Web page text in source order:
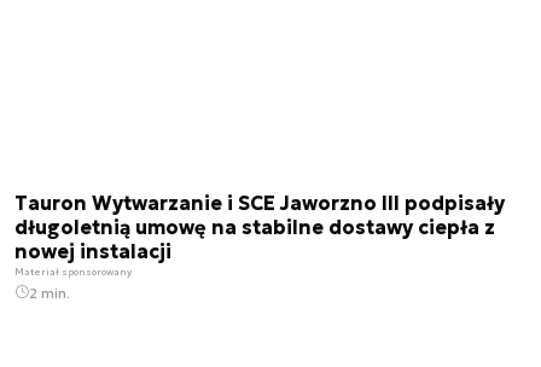
Tauron Wytwarzanie i SCE Jaworzno III podpisały
długoletnią umowę na stabilne dostawy ciepła z
nowej instalacji
Materiał sponsorowany
2 min.